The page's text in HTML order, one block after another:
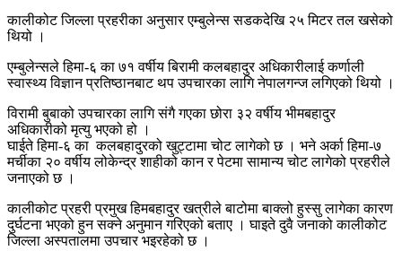
कालीकोट जिल्ला प्रहरीका अनुसार एम्बुलेन्स सडकदेखि २५ मिटर तल खसेको
थियो ।
एम्बुलेन्सले हिमा-६ का ७१ वर्षीय बिरामी कलबहादुर अधिकारीलाई कर्णाली
स्वास्थ्य विज्ञान प्रतिष्ठानबाट थप उपचारका लागि नेपालगन्ज लगिएको थियो ।
विरामी बुबाको उपचारका लागि संगै गएका छोरा ३२ वर्षीय भीमबहादुर
अधिकारीको मृत्यु भएको हो ।
घाईते हिमा-६ का कलबहादुरको खुट्टामा चोट लागेको छ । भने अर्का हिमा-७
मर्चीका २० वर्षीय लोकेन्द्र शाहीको कान र पेटमा सामान्य चोट लागेको प्रहरीले
जनाएको छ ।
कालीकोट प्रहरी प्रमुख हिमबहादुर खत्रीले बाटोमा बाक्लो हुस्सु लागेका कारण
दुर्घटना भएको हुन सक्ने अनुमान गरिएको बताए । घाइते दुवै जनाको कालीकोट
जिल्ला अस्पतालमा उपचार भइरहेको छ ।